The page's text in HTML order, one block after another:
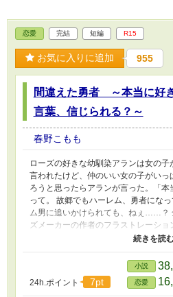
恋愛 完結 短編 R15
お気に入りに追加 955
間違えた勇者 ～本当に好
言葉、信じられる？～
春野こもも
ローズの好きな幼馴染アランは女の子
言われたけど、仲のいい女の子がい
ろうと思ったらアランが言った。「本
って。 故郷でもハーレム、勇者にな
ム男に追いかけられても、ねぇ……？
ズメーカーの作者のフラストレーシ
作品です。 屑男出没注意。苦手な方
も許せるという寛容な読者様、タグ
各話短めです。さらふわっとどうぞ。
24h.ポイント 7pt
小説
恋愛